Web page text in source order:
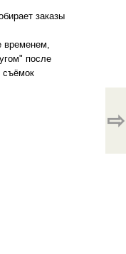
заказы
после
съёмок
⇨